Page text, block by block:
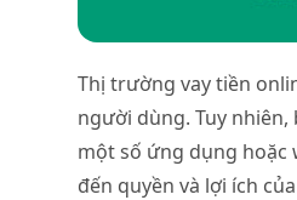
Thị trường vay tiền
người dùng. Tuy
một số ứng dụng hoặc
đến quyền và lợi ích